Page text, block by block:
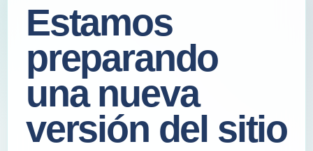
Estamos
preparando
una nueva
versión del sitio